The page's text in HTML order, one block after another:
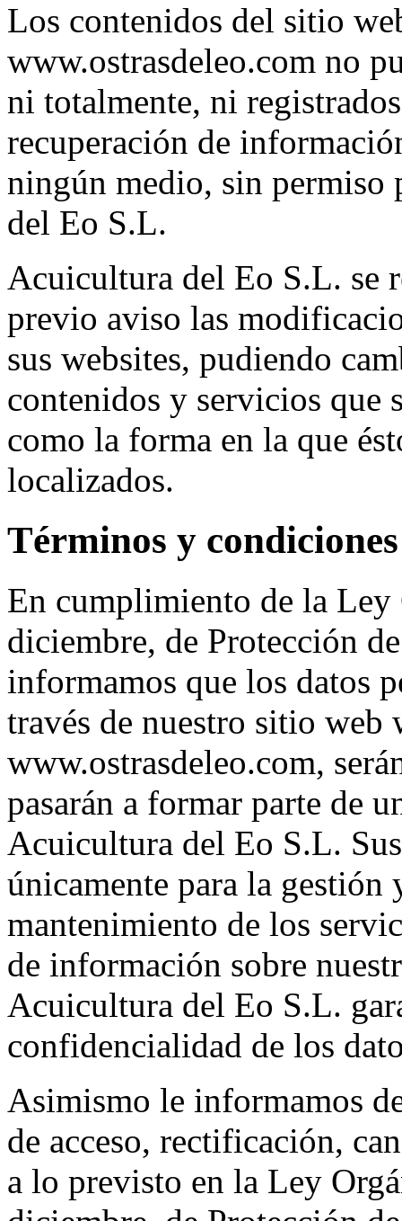
Los contenidos del sitio
www.ostrasdeleo.com no
ni totalmente, ni
recuperación de
ningún medio, sin
del Eo S.L.
Acuicultura del Eo S.L. se
previo aviso las
sus websites, pudiendo
contenidos y servicios que
como la forma en la que
localizados.
Términos y
En cumplimiento de la Ley
diciembre, de Protección
informamos que los datos
través de nuestro sitio web
www.ostrasdeleo.com,
pasarán a formar parte de
Acuicultura del Eo S.L.
únicamente para la
mantenimiento de los
de información sobre
Acuicultura del Eo S.L.
confidencialidad de los
Asimismo le informamos
de acceso, rectificación,
a lo previsto en la Ley